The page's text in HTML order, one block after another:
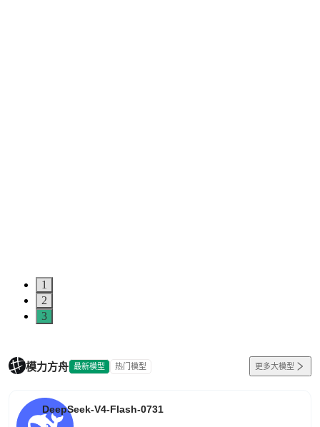
1
2
3
模力方舟 最新模型 热门模型 更多大模型
DeepSeek-V4-Flash-0731